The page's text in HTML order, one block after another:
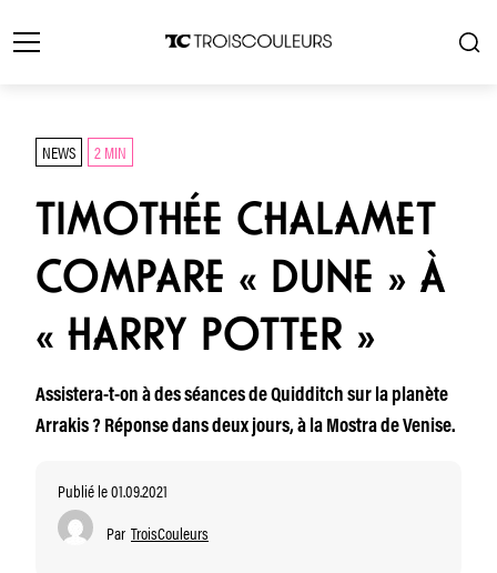
NEWS 2 MIN
TIMOTHÉE CHALAMET
COMPARE « DUNE » À
« HARRY POTTER »
Assistera-t-on à des séances de Quidditch sur la planète
Arrakis ? Réponse dans deux jours, à la Mostra de Venise.
Publié le 01.09.2021
Par TroisCouleurs